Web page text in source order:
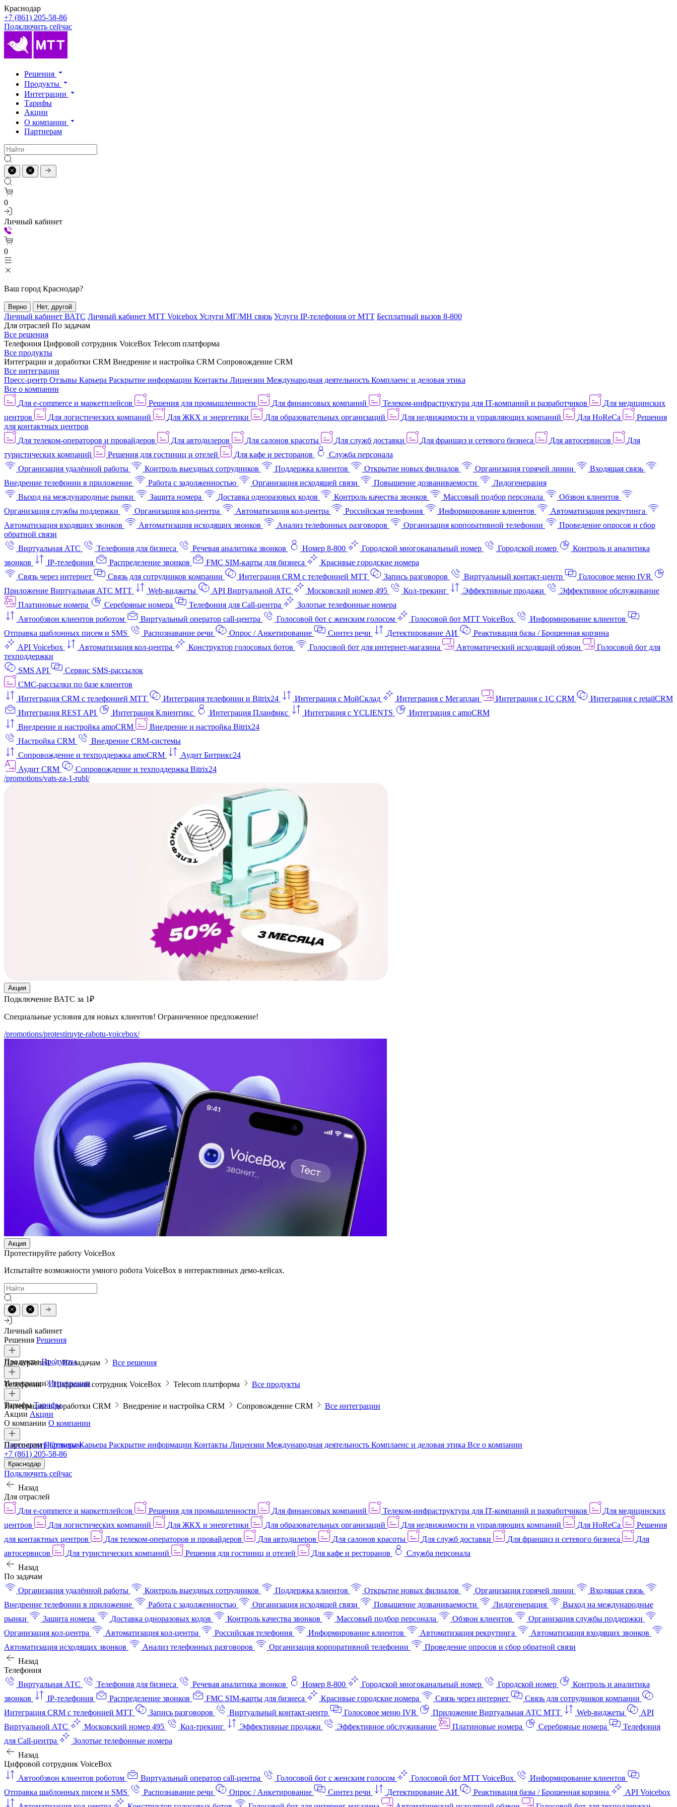
Краснодар
+7 (861) 205-58-86
Подключить сейчас
Решения
Продукты
Интеграции
Тарифы
Акции
О компании
Партнерам
0
Личный кабинет
0
Ваш город Краснодар?
Верно Нет, другой
Личный кабинет ВАТС Личный кабинет МТТ Voicebox Услуги МГ/МН связь Услуги IP-телефония от МТТ Бесплатный вызов 8-800
Для отраслей По задачам
Все решения
Телефония Цифровой сотрудник VoiceBox Telecom платформа
Все продукты
Интеграции и доработки CRM Внедрение и настройка CRM Сопровождение CRM
Все интеграции
Пресс-центр Отзывы Карьера Раскрытие информации Контакты Лицензии Международная деятельность Комплаенс и деловая этика
Все о компании
Для e-commerce и маркетплейсов
Решения для промышленности Для финансовых компаний Телеком-инфраструктура для IT-компаний и разработчиков
Для медицинских
центров
Для логистических компаний Для ЖКХ и энергетики Для образовательных организаций Для недвижимости и управляющих компаний Для HoReCa
Решения
для контактных центров
Для телеком-операторов и провайдеров
Для автодилеров Для салонов красоты Для служб доставки Для франшиз и сетевого бизнеса Для автосервисов
Для
туристических компаний
Решения для гостиниц и отелей Для кафе и ресторанов
Служба персонала
Организация удалённой работы
Контроль выездных сотрудников Поддержка клиентов Открытие новых филиалов Организация горячей линии
Входящая связь
Внедрение телефонии в приложение
Работа с задолженностью Организация исходящей связи Повышение дозваниваемости
Лидогенерация
Выход на международные рынки
Защита номера Доставка одноразовых кодов Контроль качества звонков Массовый подбор персонала
Обзвон клиентов
Организация службы поддержки
Организация кол-центра Автоматизация кол-центра Российская телефония Информирование клиентов
Автоматизация рекрутинга
Автоматизация входящих звонков
Автоматизация исходящих звонков Анализ телефонных разговоров Организация корпоративной телефонии
Проведение опросов и сбор
обратной связи
Виртуальная АТС
Телефония для бизнеса Речевая аналитика звонков Номер 8-800 Городской многоканальный номер Городской номер
Контроль и аналитика
звонков
IP-телефония Распределение звонков FMC SIM-карты для бизнеса
Красивые городские номера
Связь через интернет
Связь для сотрудников компании Интеграция CRM с телефонией МТТ Запись разговоров Виртуальный контакт‑центр
Голосовое меню IVR
Приложение Виртуальная АТС МТТ
Web-виджеты API Виртуальной АТС Московский номер 495 Кол-трекинг Эффективные продажи
Эффективное обслуживание
Платиновые номера
Серебряные номера Телефония для Call-центра
Золотые телефонные номера
Автообзвон клиентов роботом
Виртуальный оператор call-центра Голосовой бот с женским голосом Голосовой бот МТТ VoiceBox
Информирование клиентов
Отправка шаблонных писем и SMS
Распознавание речи Опрос / Анкетирование Синтез речи Детектирование АИ
Реактивация базы / Брошенная корзина
API Voicebox
Автоматизация кол‑центра Конструктор голосовых ботов Голосовой бот для интернет‑магазина Автоматический исходящий обзвон
Голосовой бот для
техподдержки
SMS API
Сервис SMS-рассылок
СМС-рассылки по базе клиентов
Интеграция CRM с телефонией МТТ
Интеграция телефонии и Bitrix24 Интеграция с МойСклад Интеграция с Мегаплан Интеграция с 1C CRM
Интеграция с retailCRM
Интеграция REST API
Интеграция Клиентикс Интеграция Планфикс Интеграция с YCLIENTS
Интеграция с amoCRM
Внедрение и настройка amoCRM
Внедрение и настройка Bitrix24
Настройка CRM
Внедрение CRM-системы
Сопровождение и техподдержка amoCRM
Аудит Битрикс24
Аудит CRM
Сопровождение и техподдержка Bitrix24
/promotions/vats-za-1-rubl/
Акция
Подключение ВАТС за 1₽
Специальные условия для новых клиентов! Ограниченное предложение!
/promotions/protestiruyte-rabotu-voicebox/
Акция
Протестируйте работу VoiceBox
Испытайте возможности умного робота VoiceBox в интерактивных демо-кейсах.
Личный кабинет
Решения Решения
Для отраслей По задачам Все решения
ПродуктыПродукты
Телефония Цифровой сотрудник VoiceBox Telecom платформа Все продукты
ИнтеграцииИнтеграции
Интеграции и доработки CRM Внедрение и настройка CRM Сопровождение CRM Все интеграции
ТарифыТарифы
Акции Акции
О компании О компании
Пресс-центрОтзывыКарьера Раскрытие информации Контакты Лицензии Международная деятельность Комплаенс и деловая этика Все о компании
ПартнерамПартнерам
+7 (861) 205-58-86
Краснодар
Подключить сейчас
Назад
Для отраслей
Для e-commerce и маркетплейсов
Решения для промышленности Для финансовых компаний Телеком-инфраструктура для IT-компаний и разработчиков
Для медицинских
центров
Для логистических компаний Для ЖКХ и энергетики Для образовательных организаций Для недвижимости и управляющих компаний Для HoReCa
Решения
для контактных центров
Для телеком-операторов и провайдеров Для автодилеров Для салонов красоты Для служб доставки Для франшиз и сетевого бизнеса
Для
автосервисов
Для туристических компаний Решения для гостиниц и отелей Для кафе и ресторанов
Служба персонала
Назад
По задачам
Организация удалённой работы
Контроль выездных сотрудников Поддержка клиентов Открытие новых филиалов Организация горячей линии
Входящая связь
Внедрение телефонии в приложение
Работа с задолженностью Организация исходящей связи Повышение дозваниваемости Лидогенерация
Выход на международные
рынки
Защита номера Доставка одноразовых кодов Контроль качества звонков Массовый подбор персонала Обзвон клиентов
Организация службы поддержки
Организация кол-центра
Автоматизация кол-центра Российская телефония Информирование клиентов Автоматизация рекрутинга
Автоматизация входящих звонков
Автоматизация исходящих звонков
Анализ телефонных разговоров Организация корпоративной телефонии
Проведение опросов и сбор обратной связи
Назад
Телефония
Виртуальная АТС
Телефония для бизнеса Речевая аналитика звонков Номер 8-800 Городской многоканальный номер Городской номер
Контроль и аналитика
звонков
IP-телефония Распределение звонков FMC SIM-карты для бизнеса Красивые городские номера Связь через интернет
Связь для сотрудников компании
Интеграция CRM с телефонией МТТ
Запись разговоров Виртуальный контакт‑центр Голосовое меню IVR Приложение Виртуальная АТС МТТ Web-виджеты
API
Виртуальной АТС
Московский номер 495 Кол-трекинг Эффективные продажи Эффективное обслуживание Платиновые номера Серебряные номера
Телефония
для Call-центра
Золотые телефонные номера
Назад
Цифровой сотрудник VoiceBox
Автообзвон клиентов роботом
Виртуальный оператор call-центра Голосовой бот с женским голосом Голосовой бот МТТ VoiceBox
Информирование клиентов
Отправка шаблонных писем и SMS
Распознавание речи Опрос / Анкетирование Синтез речи Детектирование АИ Реактивация базы / Брошенная корзина
API Voicebox